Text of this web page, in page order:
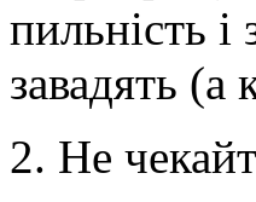
пильність
завадять
2. Не